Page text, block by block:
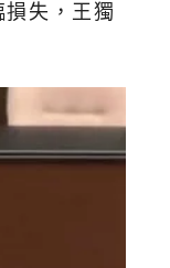
失，王獨